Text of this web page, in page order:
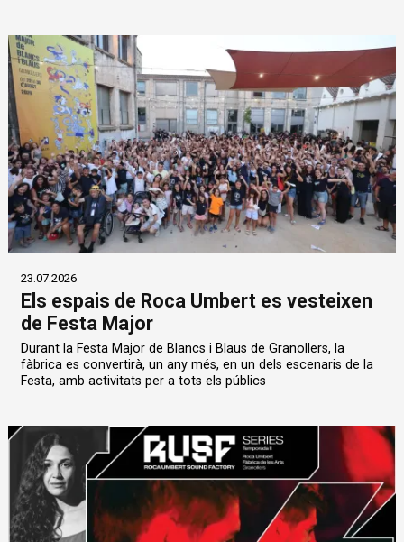
23.07.2026
Els espais de Roca Umbert es vesteixen
de Festa Major
Durant la Festa Major de Blancs i Blaus de Granollers, la
fàbrica es convertirà, un any més, en un dels escenaris de la
Festa, amb activitats per a tots els públics